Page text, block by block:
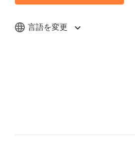
言語を変更